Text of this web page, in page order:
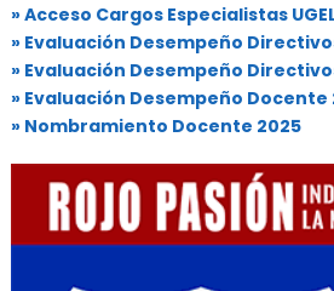
» Acceso Cargos Especialistas
» Evaluación Desempeño
» Evaluación Desempeño
» Evaluación Desempeño Docente
» Nombramiento Docente 2025